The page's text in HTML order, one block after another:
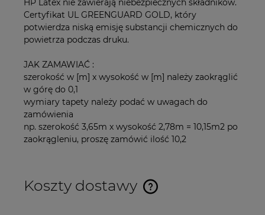
HP Latex nie zawierają niebezpiecznych składników.
Certyfikat UL GREENGUARD GOLD, który
potwierdza niską emisję substancji chemicznych do
powietrza podczas druku.
JAK ZAMAWIAĆ :
szerokość w [m] x wysokość w [m] należy zaokrąglić
w górę do 0,1
wymiary tapety należy podać w uwagach do
zamówienia
np. szerokość 3,65m x wysokość 2,78m = 10,15m2 po
zaokrągleniu, proszę zamówić ilość 10,2
Koszty dostawy
Cena nie zawiera ewentualnych kosztów płatności